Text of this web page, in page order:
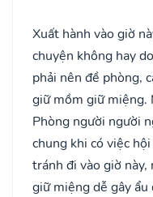
Xuất hành vào giờ
chuyện không hay
phải nên đề phòng,
giữ mồm giữ miệng.
Phòng người người
chung khi có việc
tránh đi vào giờ
giữ miệng dễ gây ẩu